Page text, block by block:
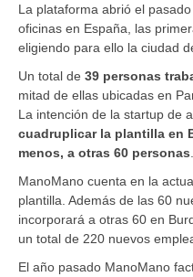
La plataforma abrió el
oficinas en España, las
eligiendo para ello la ciudad
Un total de 39 personas
mitad de ellas ubicadas en
La intención de la startup de
cuadruplicar la plantilla en
menos, a otras 60 personas
ManoMano cuenta en la
plantilla. Además de las 60
incorporará a otras 60 en
un total de 220 nuevos
El año pasado ManoMano